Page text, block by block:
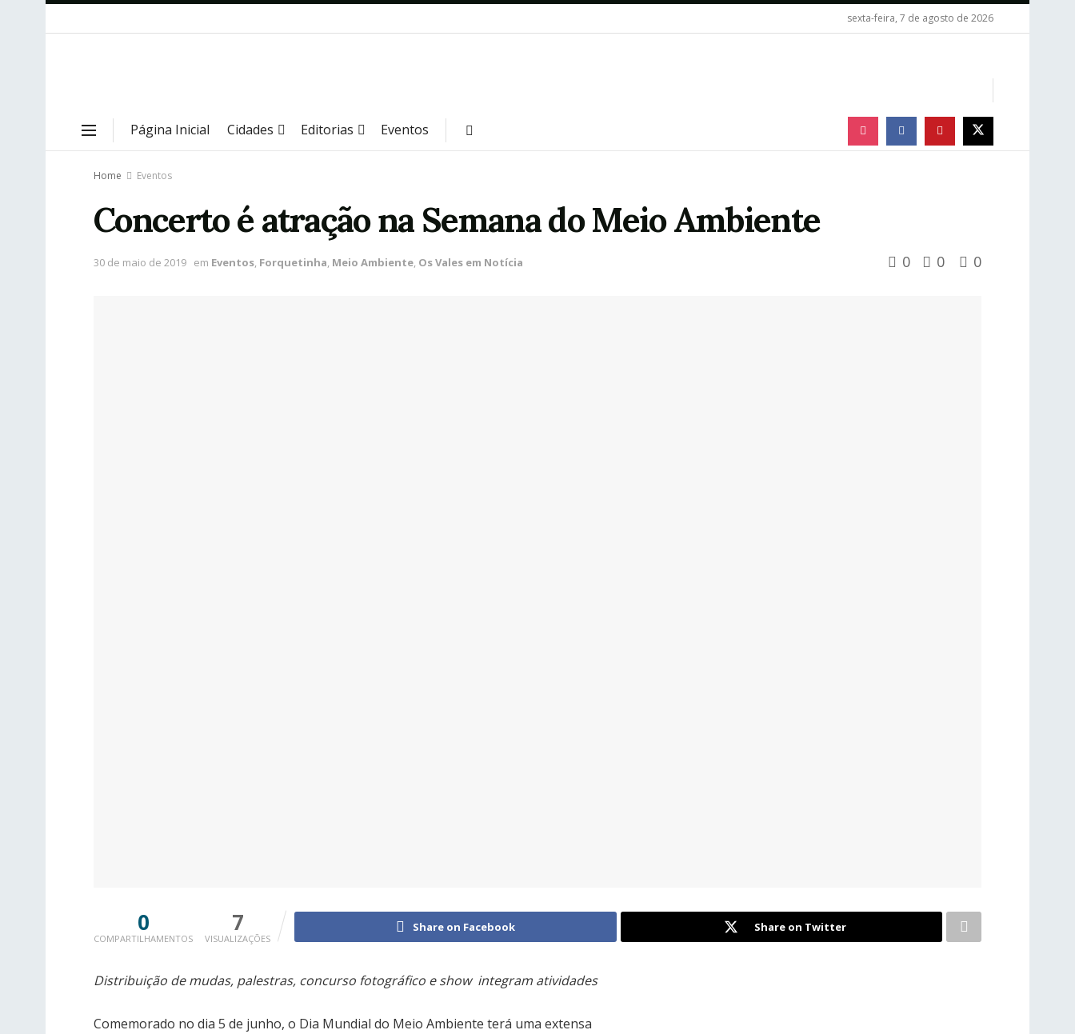
sexta-feira, 7 de agosto de 2026
Página Inicial Cidades Editorias Eventos
Home Eventos
Concerto é atração na Semana do Meio Ambiente
30 de maio de 2019 em Eventos, Forquetinha, Meio Ambiente, Os Vales em Notícia 0 0 0
0
COMPARTILHAMENTOS
7
VISUALIZAÇÕES
Share on Facebook Share on Twitter
Distribuição de mudas, palestras, concurso fotográfico e show integram atividades
Comemorado no dia 5 de junho, o Dia Mundial do Meio Ambiente terá uma extensa